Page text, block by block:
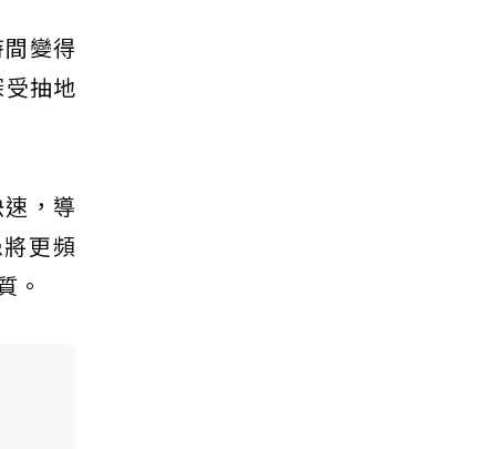
變得
抽地
，導
更頻
。